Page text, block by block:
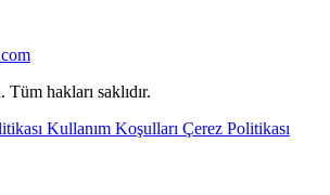
hakları saklıdır.
Kullanım Koşulları Çerez Politikası